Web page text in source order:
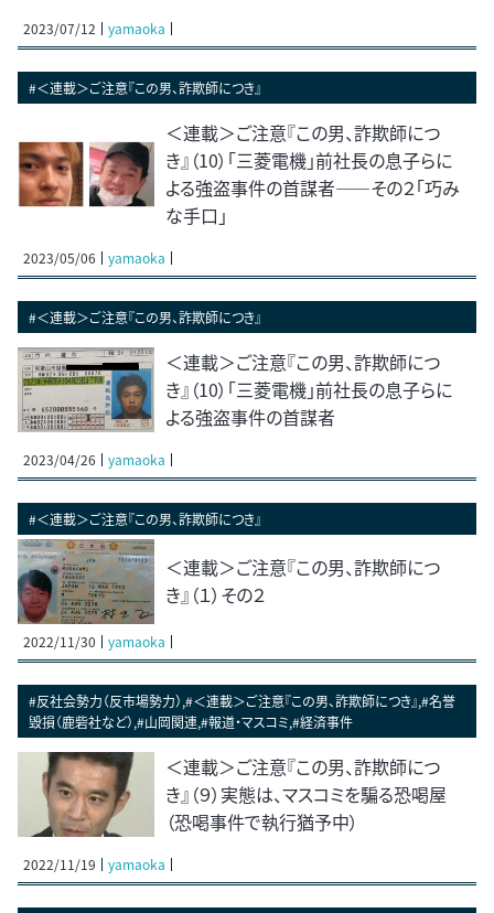
2023/07/12 yamaoka
#＜連載＞ご注意『この男、詐欺師につき』
＜連載＞ご注意『この男、詐欺師につ
き』（10）「三菱電機」前社長の息子らに
よる強盗事件の首謀者――その２「巧み
な手口」
2023/05/06 yamaoka
#＜連載＞ご注意『この男、詐欺師につき』
＜連載＞ご注意『この男、詐欺師につ
き』（10）「三菱電機」前社長の息子らに
よる強盗事件の首謀者
2023/04/26 yamaoka
#＜連載＞ご注意『この男、詐欺師につき』
＜連載＞ご注意『この男、詐欺師につ
き』（１）その２
2022/11/30 yamaoka
#反社会勢力（反市場勢力）,#＜連載＞ご注意『この男、詐欺師につき』,#名誉
毀損（鹿砦社など）,#山岡関連,#報道・マスコミ,#経済事件
＜連載＞ご注意『この男、詐欺師につ
き』（９）実態は、マスコミを騙る恐喝屋
（恐喝事件で執行猶予中）
2022/11/19 yamaoka